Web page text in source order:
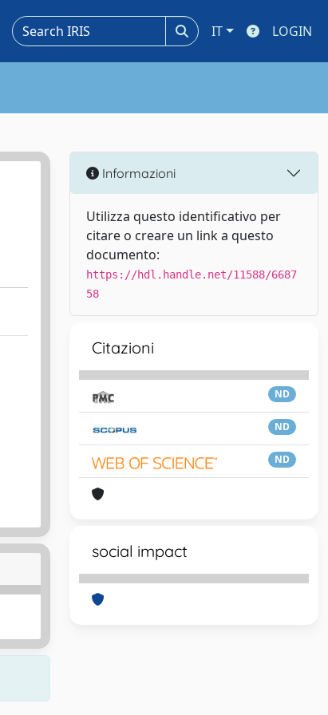
IT LOGIN
Informazioni
Utilizza questo identificativo per
citare o creare un link a questo
documento:
https://hdl.handle.net/11588/6687
58
Citazioni
ND
ND
ND
social impact